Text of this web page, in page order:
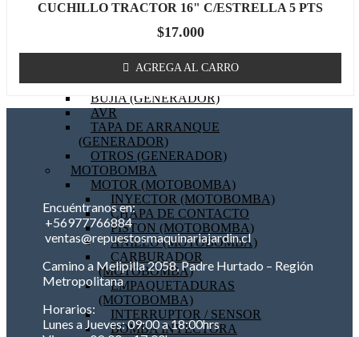
FILTRO DE AIRE
(GENERADOR)
FILTRO DE COMBUSTIBLE
(GENERADOR)
FILTRO DE ACEITE
(GENERADOR)
BUJIA (GENERADOR)
AVR
TAPA DE ARRANQUE
(GENERADOR)
OTROS (GENERADOR)
MOTOBOMBA
MOTOR (MOTOBOMBA)
INYECTOR (MOTOBOMBA)
CHAPA DE CONTACTO
PISTON (MOTOBOMBA)
ANILLO (MOTOBOMBA)
CARBURADOR
(MOTOBOMBA)
EMPAQUETADURAS
(MOTOBOMBA)
INTERRUPTOR / SENSOR
BOMBA INYECTORA
CUCHILLO TRACTOR 16" C/ESTRELLA 5 PTS
$17.000
AGREGA AL CARRO
Encuéntranos en:
+56977766884
ventas@repuestosmaquinariajardin.cl
Camino a Melipilla 2058, Padre Hurtado – Región
Metropolitana
Horarios:
Lunes a Jueves: 09:00 a 18:00hrs